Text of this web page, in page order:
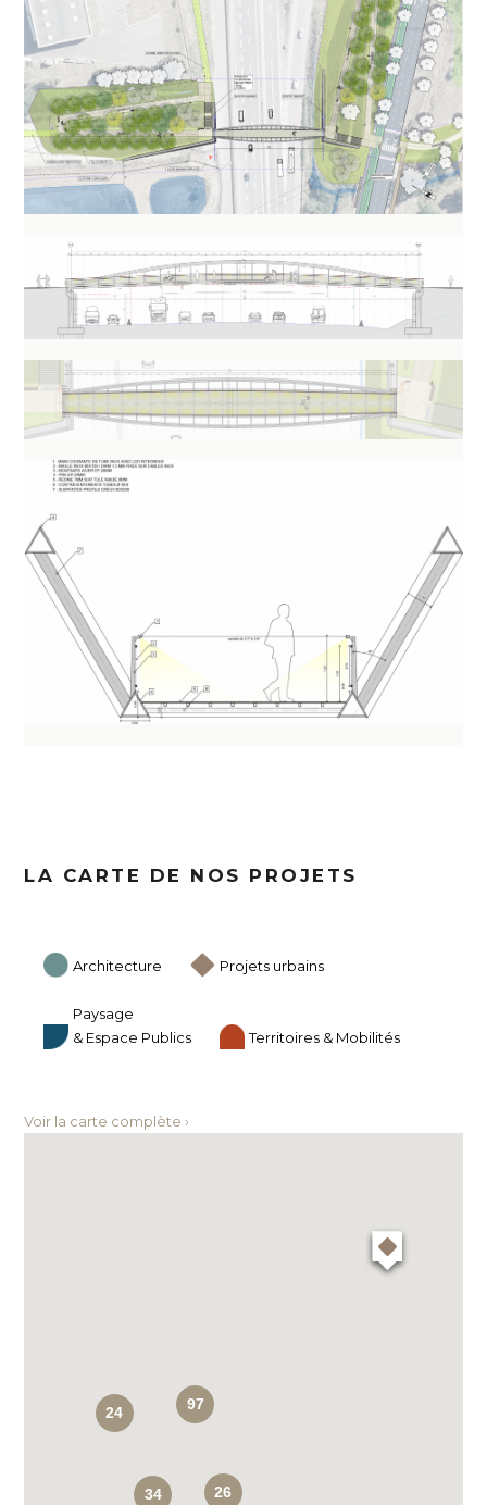
LA CARTE DE NOS PROJETS
Architecture Projets urbains
Paysage
& Espace Publics
Territoires & Mobilités
Voir la carte complète ›
34
97
24
26